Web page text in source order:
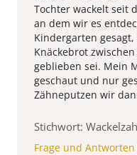
Tochter wackelt seit
an dem wir es
Kindergarten
Knäckebrot
geblieben sei. Mein
geschaut und nur
Zähneputzen wir
Stichwort:
Frage und Antworten